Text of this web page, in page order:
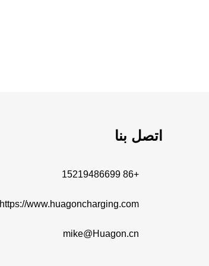
اتصل بنا
+86 15219486699
https://www.huagoncharging.com
mike@Huagon.cn